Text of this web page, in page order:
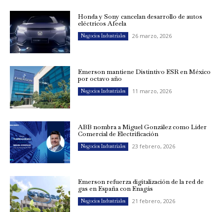
Honda y Sony cancelan desarrollo de autos
eléctricos Afeela
Negocios Industriales 26 marzo, 2026
Emerson mantiene Distintivo ESR en México
por octavo año
Negocios Industriales 11 marzo, 2026
ABB nombra a Miguel González como Líder
Comercial de Electrificación
Negocios Industriales 23 febrero, 2026
Emerson refuerza digitalización de la red de
gas en España con Enagás
Negocios Industriales 21 febrero, 2026